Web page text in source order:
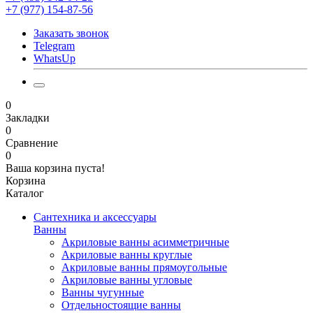
+7 (977) 154-87-56
Заказать звонок
Telegram
WhatsUp
0
Закладки
0
Сравнение
0
Ваша корзина пуста!
Корзина
Каталог
Сантехника и аксессуары
Ванны
Акриловые ванны асимметричные
Акриловые ванны круглые
Акриловые ванны прямоугольные
Акриловые ванны угловые
Ванны чугунные
Отдельностоящие ванны